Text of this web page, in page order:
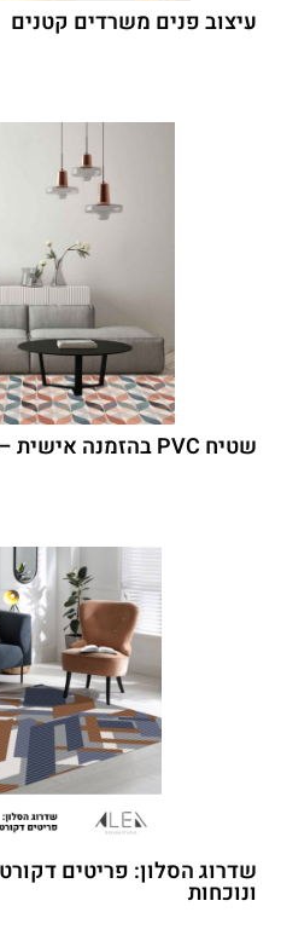
עיצוב פנים משרדים קטנים
שטיח PVC בהזמנה אישית – כך תעצבו אותו במדויק!
שדרוג הסלון: פריטים
ונוכחות